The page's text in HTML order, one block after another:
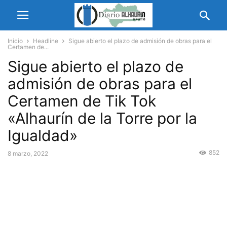
Inicio Headline
Sigue abierto el plazo de admisión de obras para el
Certamen de...
Sigue abierto el plazo de
admisión de obras para el
Certamen de Tik Tok
«Alhaurín de la Torre por la
Igualdad»
8 marzo, 2022 852